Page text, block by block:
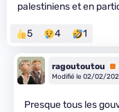
palestiniens et en
5 4 1
ragoutoutou
Modifié le 02/02/
Presque tous les